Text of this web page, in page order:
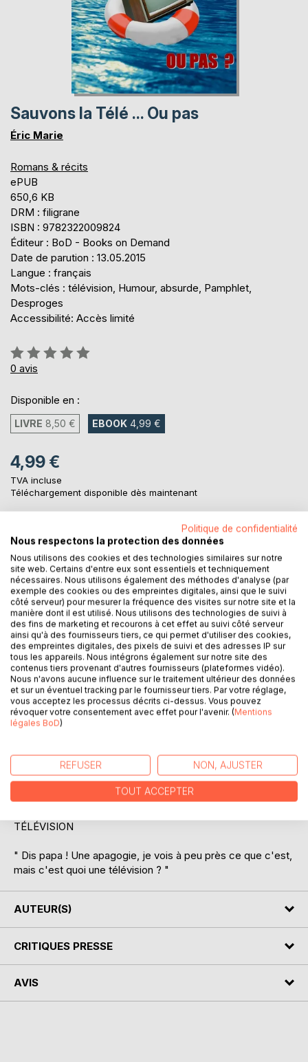
Sauvons la Télé ... Ou pas
Éric Marie
Romans & récits
ePUB
650,6 KB
DRM : filigrane
ISBN : 9782322009824
Éditeur : BoD - Books on Demand
Date de parution : 13.05.2015
Langue : français
Mots-clés : télévision, Humour, absurde, Pamphlet,
Desproges
Accessibilité: Accès limité
Évaluation:
0%
0 avis
Disponible en :
LIVRE 8,50 € EBOOK 4,99 €
4,99 €
TVA incluse
Téléchargement disponible dès maintenant
AJOUTER AU PANIER
Ajouter à ma liste d'envies
Laisser un avis
DESCRIPTION
façon jubilatoire. Grâce à une tripotée de préambules, le
bougre nous invite à faire travailler notre imagination
sévèrement assoupie.
Attention, le sujet est sérieux car il s'agit ici de sauver une
TÉLÉVISION
" Dis papa ! Une apagogie, je vois à peu près ce que c'est,
mais c'est quoi une télévision ? "
AUTEUR(S)
CRITIQUES PRESSE
AVIS
Politique de confidentialité
Nous respectons la protection des données
Nous utilisons des cookies et des technologies similaires sur notre
site web. Certains d'entre eux sont essentiels et techniquement
nécessaires. Nous utilisons également des méthodes d'analyse (par
exemple des cookies ou des empreintes digitales, ainsi que le suivi
côté serveur) pour mesurer la fréquence des visites sur notre site et la
manière dont il est utilisé. Nous utilisons des technologies de suivi à
des fins de marketing et recourons à cet effet au suivi côté serveur
ainsi qu'à des fournisseurs tiers, ce qui permet d'utiliser des cookies,
des empreintes digitales, des pixels de suivi et des adresses IP sur
tous les appareils. Nous intégrons également sur notre site des
contenus tiers provenant d'autres fournisseurs (plateformes vidéo).
Nous n'avons aucune influence sur le traitement ultérieur des données
et sur un éventuel tracking par le fournisseur tiers. Par votre réglage,
vous acceptez les processus décrits ci-dessus. Vous pouvez
révoquer votre consentement avec effet pour l'avenir. (Mentions
légales BoD)
REFUSER NON, AJUSTER
TOUT ACCEPTER